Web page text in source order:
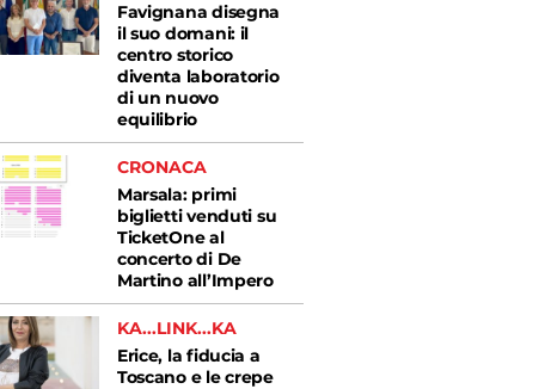
Favignana disegna
il suo domani: il
centro storico
diventa laboratorio
di un nuovo
equilibrio
CRONACA
Marsala: primi
biglietti venduti su
TicketOne al
concerto di De
Martino all’Impero
KA...LINK...KA
Erice, la fiducia a
Toscano e le crepe